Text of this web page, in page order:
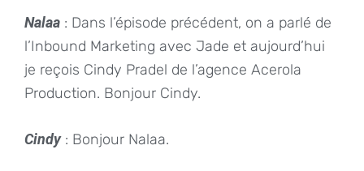
Nalaa : Dans l’épisode précédent, on a parlé de
l’Inbound Marketing avec Jade et aujourd’hui
je reçois Cindy Pradel de l’agence Acerola
Production. Bonjour Cindy.
Cindy: Bonjour Nalaa.